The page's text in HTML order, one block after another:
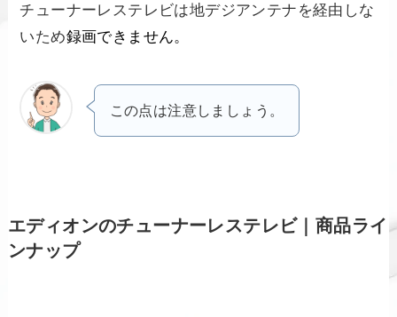
チューナーレステレビは地デジアンテナを経由しな
いため録画できません。
この点は注意しましょう。
エディオンのチューナーレステレビ｜商品ライ
ンナップ